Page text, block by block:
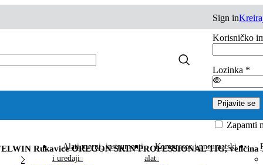
Sign in
Korisničko
Lozinka *
Prijavite se
Zapamti
Alati merni, instrumenti
i uređaji
Kompresor i pneumatski
alat
Rukavice OREGON SKIN PROFESSIONAL TIG, veličina